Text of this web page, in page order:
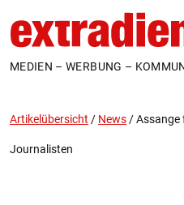
MEDIEN – WERBUNG –
Artikelübersicht / News /Assange
Journalisten